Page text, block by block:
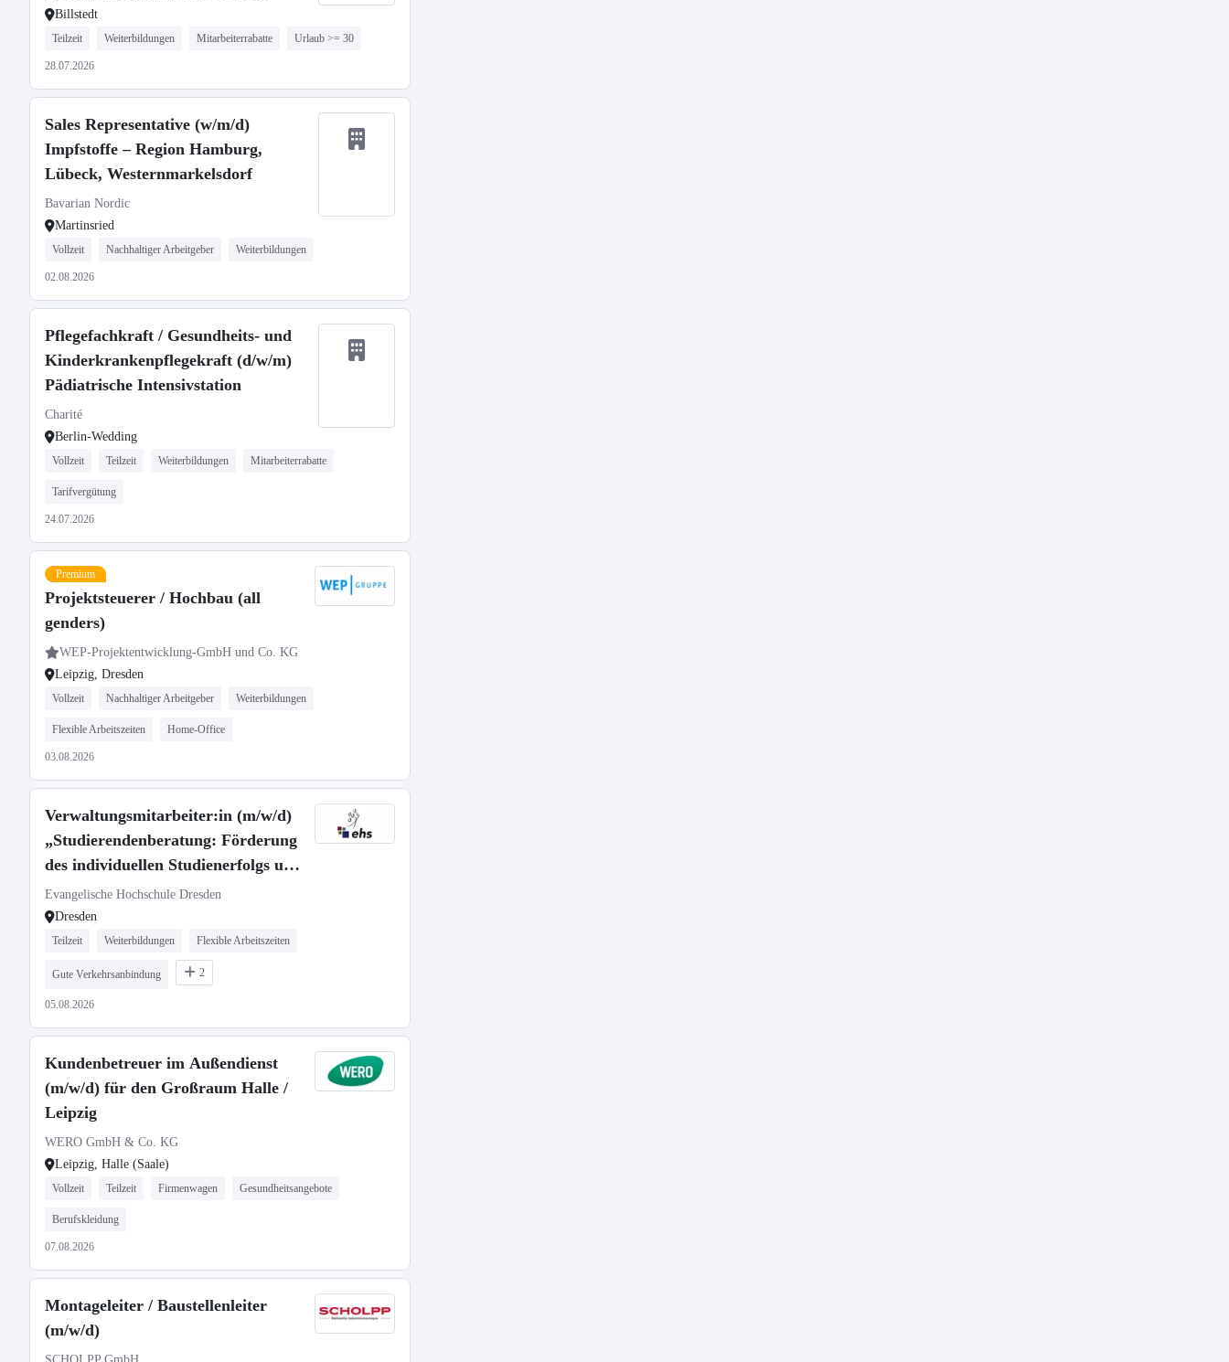
Billstedt
Teilzeit Weiterbildungen Mitarbeiterrabatte Urlaub >= 30
28.07.2026
Sales Representative (w/m/d)
Impfstoffe – Region Hamburg,
Lübeck, Westernmarkelsdorf
Bavarian Nordic
Martinsried
Vollzeit Nachhaltiger Arbeitgeber Weiterbildungen
02.08.2026
Pflegefachkraft / Gesundheits- und
Kinderkrankenpflegekraft (d/w/m)
Pädiatrische Intensivstation
Charité
Berlin-Wedding
Vollzeit Teilzeit Weiterbildungen Mitarbeiterrabatte
Tarifvergütung
24.07.2026
Premium
Projektsteuerer / Hochbau (all
genders)
WEP-Projektentwicklung-GmbH und Co. KG
Leipzig, Dresden
Vollzeit Nachhaltiger Arbeitgeber Weiterbildungen
Flexible Arbeitszeiten Home-Office
03.08.2026
Verwaltungsmitarbeiter:in (m/w/d)
„Studierendenberatung: Förderung
des individuellen Studienerfolgs und
studienbezogene Begleitung“
Evangelische Hochschule Dresden
Dresden
Teilzeit Weiterbildungen Flexible Arbeitszeiten
Gute Verkehrsanbindung 2
05.08.2026
Kundenbetreuer im Außendienst
(m/w/d) für den Großraum Halle /
Leipzig
WERO GmbH & Co. KG
Leipzig, Halle (Saale)
Vollzeit Teilzeit Firmenwagen Gesundheitsangebote
Berufskleidung
07.08.2026
Montageleiter / Baustellenleiter
(m/w/d)